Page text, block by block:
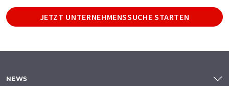
JETZT UNTERNEHMENSSUCHE STARTEN
NEWS